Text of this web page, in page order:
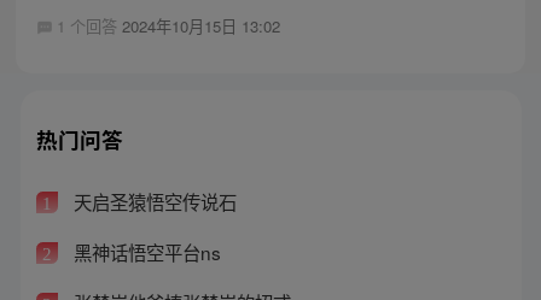
1 个回答 2024年10月15日 13:02
热门问答
1 天启圣猿悟空传说石
2 黑神话悟空平台ns